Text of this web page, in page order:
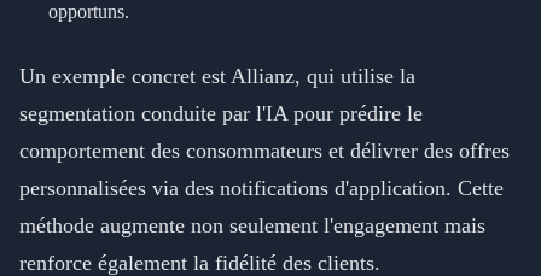
opportuns.
Un exemple concret est Allianz, qui utilise la
segmentation conduite par l'IA pour prédire le
comportement des consommateurs et délivrer des offres
personnalisées via des notifications d'application. Cette
méthode augmente non seulement l'engagement mais
renforce également la fidélité des clients.